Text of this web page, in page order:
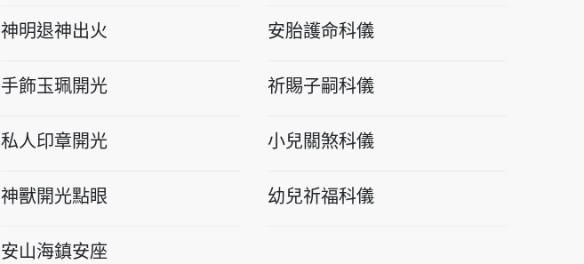
神明退神出火
手飾玉珮開光
私人印章開光
神獸開光點眼
安山海鎮安座
安胎護命科儀
祈賜子嗣科儀
小兒關煞科儀
幼兒祈福科儀